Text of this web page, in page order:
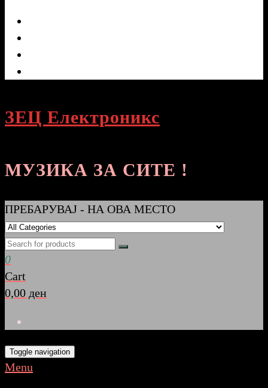
ЗЕЦ Електроникс
МУЗИКА ЗА СИТЕ !
ПРЕБАРУВАЈ - НА ОВА МЕСТО
0
Cart
0,00 ден
Toggle navigation
Menu